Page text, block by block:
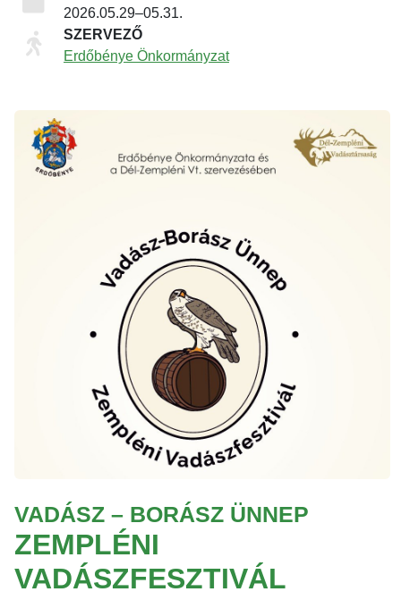
2026.05.29–05.31.
SZERVEZŐ
Erdőbénye Önkormányzat
VADÁSZ – BORÁSZ ÜNNEP
ZEMPLÉNI
VADÁSZFESZTIVÁL